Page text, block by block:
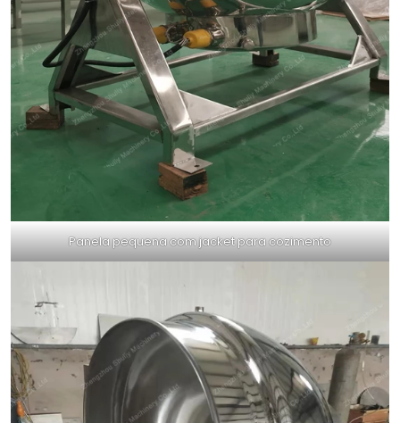
Panela pequena com jacket para cozimento